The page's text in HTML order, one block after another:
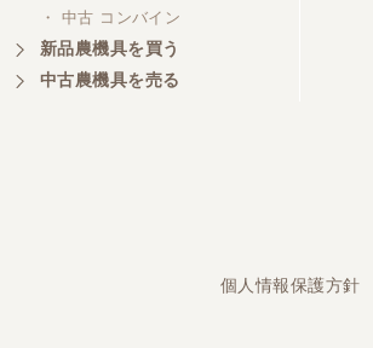
三重県／
株式会社 ケイ・エス・エンタ
ープライズ
・ 中古 コンバイン
新品農機具を買う
中古農機具を売る
個人情報保護方針